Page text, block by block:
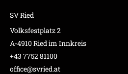
SV Ried
Volksfestplatz 2
A-4910 Ried im Innkreis
+43 7752 81100
office@svried.at